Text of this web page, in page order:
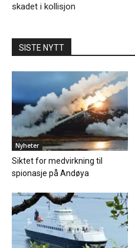
skadet i kollisjon
SISTE NYTT
Nyheter
Siktet for medvirkning til
spionasje på Andøya